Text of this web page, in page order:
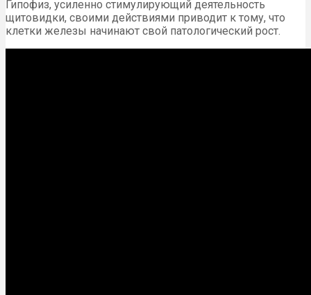
Гипофиз, усиленно стимулирующий деятельность
щитовидки, своими действиями приводит к тому, что
клетки железы начинают свой патологический рост.